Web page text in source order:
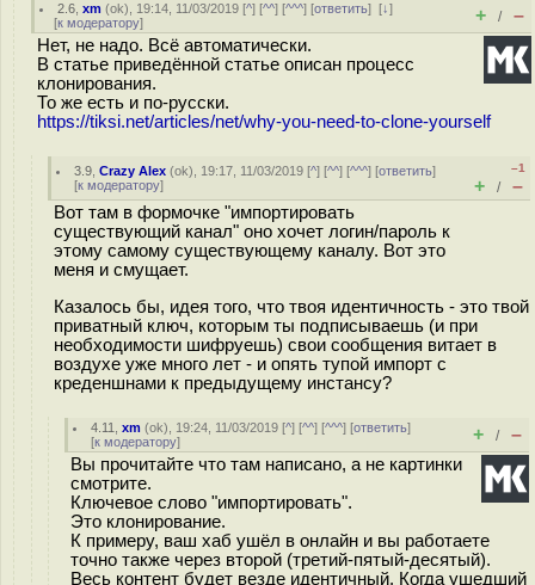
2.6 ,xm (ok), 19:14, 11/03/2019 [^] [^^] [^^^] [ответить][↓]
[к модератору] + / –
Нет, не надо. Всё автоматически.
В статье приведённой статье описан процесс
клонирования.
То же есть и по-русски.
https://tiksi.net/articles/net/why-you-need-to-clone-yourself
3.9 ,Crazy Alex (ok), 19:17, 11/03/2019 [^] [^^] [^^^] [ответить]
[к модератору]
–1
+ / –
Вот там в формочке "импортировать
существующий канал" оно хочет логин/пароль к
этому самому существующему каналу. Вот это
меня и смущает.
Казалось бы, идея того, что твоя идентичность - это твой
приватный ключ, которым ты подписываешь (и при
необходимости шифруешь) свои сообщения витает в
воздухе уже много лет - и опять тупой импорт с
креденшнами к предыдущему инстансу?
4.11 ,xm (ok), 19:24, 11/03/2019 [^] [^^] [^^^] [ответить]
[к модератору] + / –
Вы прочитайте что там написано, а не картинки
смотрите.
Ключевое слово "импортировать".
Это клонирование.
К примеру, ваш хаб ушёл в онлайн и вы работаете
точно также через второй (третий-пятый-десятый).
Весь контент будет везде идентичный. Когда ушедший